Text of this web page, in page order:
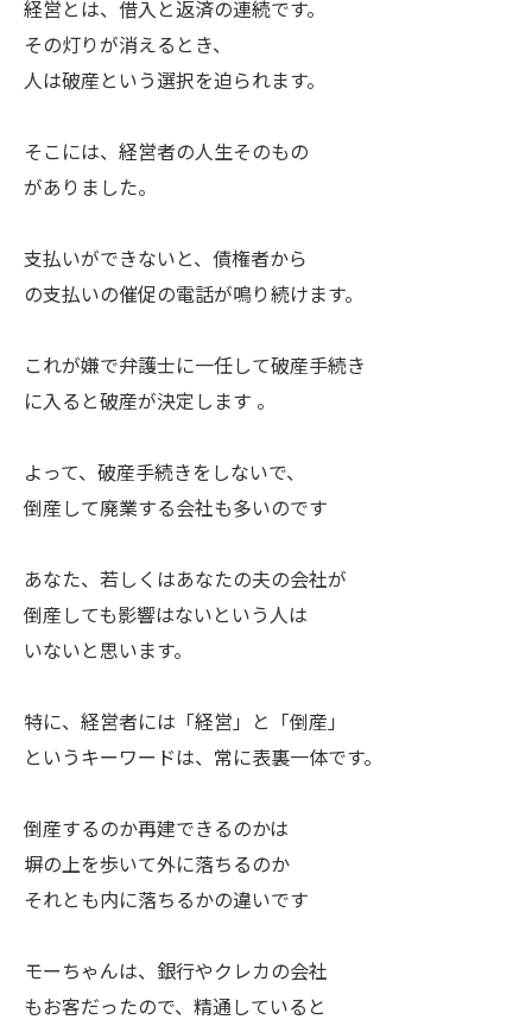
経営とは、借入と返済の連続です。
その灯りが消えるとき、
人は破産という選択を迫られます。
そこには、経営者の人生そのもの
がありました。
支払いができないと、債権者から
の支払いの催促の電話が鳴り続けます。
これが嫌で弁護士に一任して破産手続き
に入ると破産が決定します 。
よって、破産手続きをしないで、
倒産して廃業する会社も多いのです
あなた、若しくはあなたの夫の会社が
倒産しても影響はないという人は
いないと思います。
特に、経営者には「経営」と「倒産」
というキーワードは、常に表裏一体です。
倒産するのか再建できるのかは
塀の上を歩いて外に落ちるのか
それとも内に落ちるかの違いです
モーちゃんは、銀行やクレカの会社
もお客だったので、精通していると